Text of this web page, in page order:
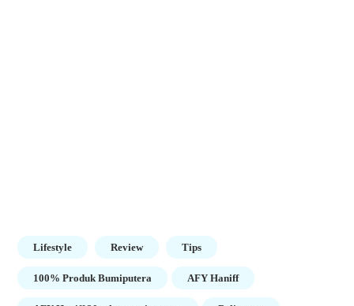
Lifestyle Review Tips
100% Produk Bumiputera AFY Haniff